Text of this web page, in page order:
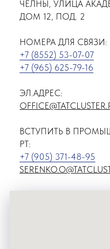
ЧЕЛНЫ, УЛИЦА
ДОМ 12, ПОД. 2
НОМЕРА ДЛЯ СВЯЗИ:
+7 (8552) 53-07-07
+7 (965) 625-79-16
ЭЛ.АДРЕС:
ВСТУПИТЬ В
РТ:
+7 (905) 371-48-95